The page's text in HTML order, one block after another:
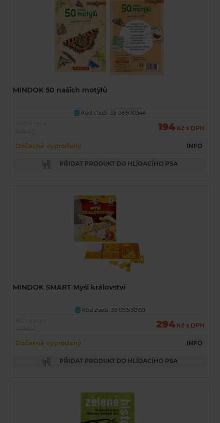
MINDOK 50 našich motýlů
U
Kód zboží: 33-083/30344
194 Kč s DPH
Dočasně vyprodaný INFO
PŘIDAT PRODUKT DO HLÍDACÍHO PSA
MINDOK SMART Myší království
U Kód zboží: 33-083/30159
294 Kč s DPH
Dočasně vyprodaný INFO
PŘIDAT PRODUKT DO HLÍDACÍHO PSA